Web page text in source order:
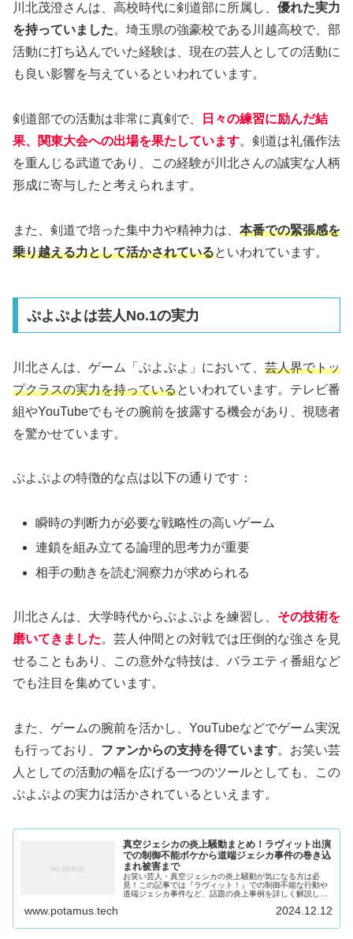
川北茂澄さんは、高校時代に剣道部に所属し、 優れた実力
を持っていました。埼玉県の強豪校である川越高校で、部
活動に打ち込んでいた経験は、現在の芸人としての活動に
も良い影響を与えているといわれています。
剣道部での活動は非常に真剣で、
日々の練習に励んだ結
果、関東大会への出場を果たしています。剣道は礼儀作法
を重んじる武道であり、この経験が川北さんの誠実な人柄
形成に寄与したと考えられます。
また、剣道で培った集中力や精神力は、 本番での緊張感を
乗り越える力として活かされているといわれています。
ぷよぷよは芸人No.1の実力
川北さんは、ゲーム「ぷよぷよ」において、 芸人界でトッ
プクラスの実力を持っているといわれています。テレビ番
組やYouTubeでもその腕前を披露する機会があり、視聴者
を驚かせています。
ぷよぷよの特徴的な点は以下の通りです：
瞬時の判断力が必要な戦略性の高いゲーム
連鎖を組み立てる論理的思考力が重要
相手の動きを読む洞察力が求められる
川北さんは、大学時代からぷよぷよを練習し、 その技術を
磨いてきました。芸人仲間との対戦では圧倒的な強さを見
せることもあり、この意外な特技は、バラエティ番組など
でも注目を集めています。
また、ゲームの腕前を活かし、YouTubeなどでゲーム実況
も行っており、 ファンからの支持を得ています。お笑い芸
人としての活動の幅を広げる一つのツールとしても、この
ぷよぷよの実力は活かされているといえます。
真空ジェシカの炎上騒動まとめ！ラヴィット出演
での制御不能ボケから道端ジェシカ事件の巻き込
まれ被害まで
お笑い芸人・真空ジェシカの炎上騒動が気になる方は必
見！この記事では『ラヴィット！』での制御不能な行動や
道端ジェシカ事件など、話題の炎上事例を詳しく解説して
の記事を読めば真空ジェシカの炎上の真相がすべてわかり
www.potamus.tech 2024.12.12